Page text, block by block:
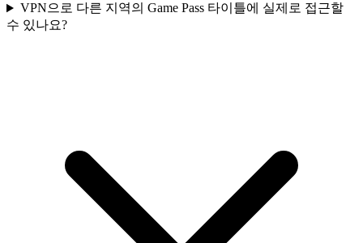
VPN으로 다른 지역의 Game Pass 타이틀에 실제로 접근할
수 있나요?